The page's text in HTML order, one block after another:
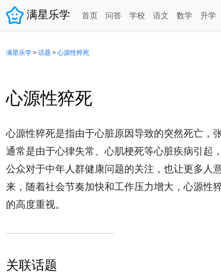
满星乐学 首页 问答 学校 语文 数学 升学
满星乐学>话题 >心源性猝死
心源性猝死
心源性猝死是指由于心脏原因导致的突然死亡，
通常是由于心律失常、心肌梗死等心脏疾病引起
公众对于中年人群健康问题的关注，也让更多人
来，随着社会节奏加快和工作压力增大，心源性
的高度重视。
关联话题